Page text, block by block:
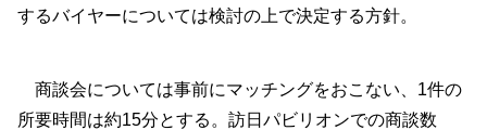
するバイヤーについては検討の上で決定する方針。
商談会については事前にマッチングをおこない、1件の
所要時間は約15分とする。訪日パビリオンでの商談数